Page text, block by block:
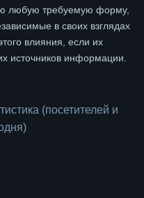
любую требуемую форму,
в своих взглядах
влияния, если их
источников информации.